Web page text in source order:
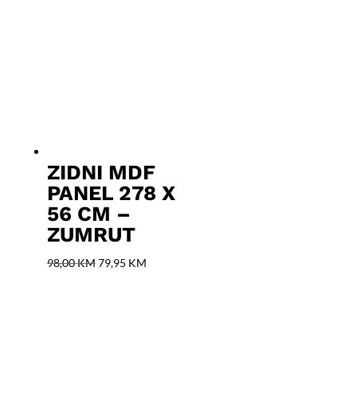
ZIDNI MDF
PANEL 278 X
56 CM –
ZUMRUT
98,00KMIzvorna
79,95 KMTrenutna